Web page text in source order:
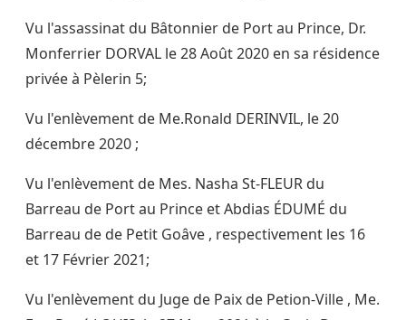
Vu l'assassinat du Bâtonnier de Port au Prince, Dr.
Monferrier DORVAL le 28 Août 2020 en sa résidence
privée à Pèlerin 5;
Vu l'enlèvement de Me.Ronald DERINVIL, le 20
décembre 2020 ;
Vu l'enlèvement de Mes. Nasha St-FLEUR du
Barreau de Port au Prince et Abdias ÉDUMÉ du
Barreau de de Petit Goâve , respectivement les 16
et 17 Février 2021;
Vu l'enlèvement du Juge de Paix de Petion-Ville , Me.